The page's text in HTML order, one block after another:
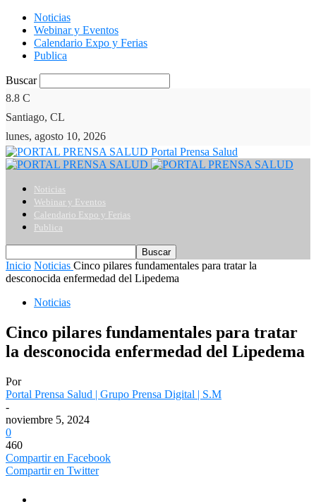
Noticias
Webinar y Eventos
Calendario Expo y Ferias
Publica
Buscar
8.8 C
Santiago, CL
lunes, agosto 10, 2026
Portal Prensa Salud
Noticias
Webinar y Eventos
Calendario Expo y Ferias
Publica
Inicio Noticias Cinco pilares fundamentales para tratar la
desconocida enfermedad del Lipedema
Noticias
Cinco pilares fundamentales para tratar
la desconocida enfermedad del Lipedema
Por
Portal Prensa Salud | Grupo Prensa Digital | S.M
-
noviembre 5, 2024
0
460
Compartir en Facebook
Compartir en Twitter